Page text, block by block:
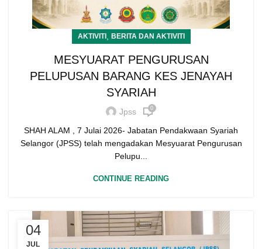
AKTIVITI, BERITA DAN AKTIVITI
MESYUARAT PENGURUSAN
PELUPUSAN BARANG KES JENAYAH
SYARIAH
Jpss 0
SHAH ALAM , 7 Julai 2026- Jabatan Pendakwaan Syariah
Selangor (JPSS) telah mengadakan Mesyuarat Pengurusan
Pelupu...
CONTINUE READING
04
JUL